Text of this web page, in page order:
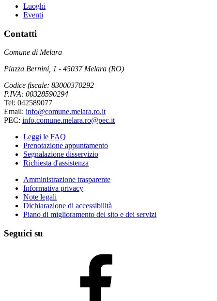
Luoghi
Eventi
Contatti
Comune di Melara
Piazza Bernini, 1 - 45037 Melara (RO)
Codice fiscale: 83000370292
P.IVA: 00328590294
Tel: 042589077
Email: info@comune.melara.ro.it
PEC: info.comune.melara.ro@pec.it
Leggi le FAQ
Prenotazione appuntamento
Segnalazione disservizio
Richiesta d'assistenza
Amministrazione trasparente
Informativa privacy
Note legali
Dichiarazione di accessibilità
Piano di miglioramento del sito e dei servizi
Seguici su